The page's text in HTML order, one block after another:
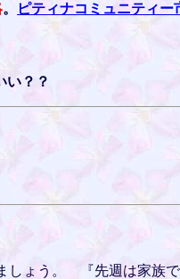
。 ピティナコミュニティ
い？？
ょう。 『先週は家族